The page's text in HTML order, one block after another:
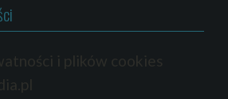
i plików cookies